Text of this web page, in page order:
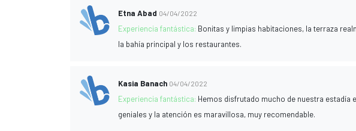
Etna Abad 04/04/2022
Experiencia fantástica: Bonitas y limpias habitaciones, la terraza
la bahía principal y los restaurantes.
Kasia Banach 04/04/2022
Experiencia fantástica: Hemos disfrutado mucho de nuestra estadía
geniales y la atención es maravillosa, muy recomendable.